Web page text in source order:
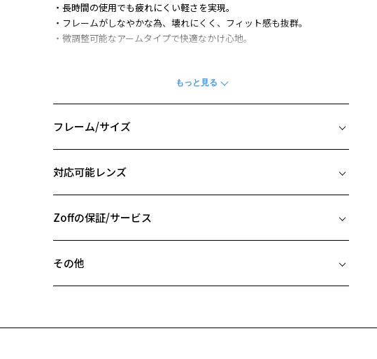
・長時間の使用でも疲れにくい軽さを実現。
・フレームがしなやかな為、壊れにくく、フィット感も抜群。
・微調整可能なアームタイプで快適なかけ心地。
なる掛け心地の良さを実現した新しいZoff SMART Skinny(ゾフ・スマー
1番人気のウェリントンタイプはシンプルなカラー中心にリファインしま
ユニセックスでシーンを選ばず、使いやすいイメージに。
Zoff SMART Skinny(ゾフ・スマート スキニー) ページをみる
フレーム/サイズ
B ブリッジ(鼻部分)の横幅：18mm
対応可能レンズ
フレームとレンズの合計料金を知りたい方へ
Zoffの保証/サービス
その他